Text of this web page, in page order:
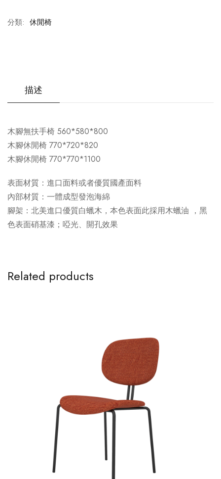
分類: 休閒椅
描述
木腳無扶手椅 560*580*800
木腳休閒椅 770*720*820
木腳休閒椅 770*770*1100
表面材質：進口面料或者優質國產面料
內部材質：一體成型發泡海綿
腳架：北美進口優質白蠟木，本色表面此採用木蠟油 ，黑
色表面硝基漆；啞光、開孔效果
Related products